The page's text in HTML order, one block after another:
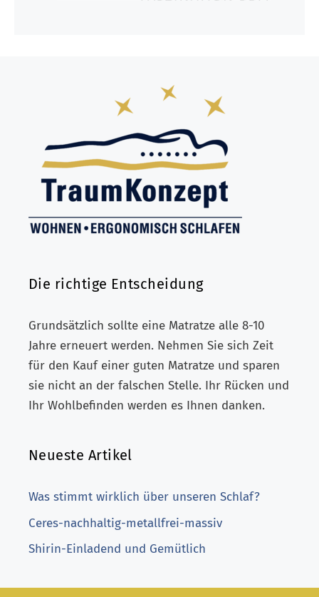
Die richtige Entscheidung
Grundsätzlich sollte eine Matratze alle 8-10
Jahre erneuert werden. Nehmen Sie sich Zeit
für den Kauf einer guten Matratze und sparen
sie nicht an der falschen Stelle. Ihr Rücken und
Ihr Wohlbefinden werden es Ihnen danken.
Neueste Artikel
Was stimmt wirklich über unseren Schlaf?
Ceres-nachhaltig-metallfrei-massiv
Shirin-Einladend und Gemütlich